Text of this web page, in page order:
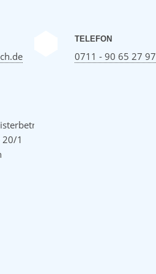
TELEFON
0711 - 90 65 27 97
20/1